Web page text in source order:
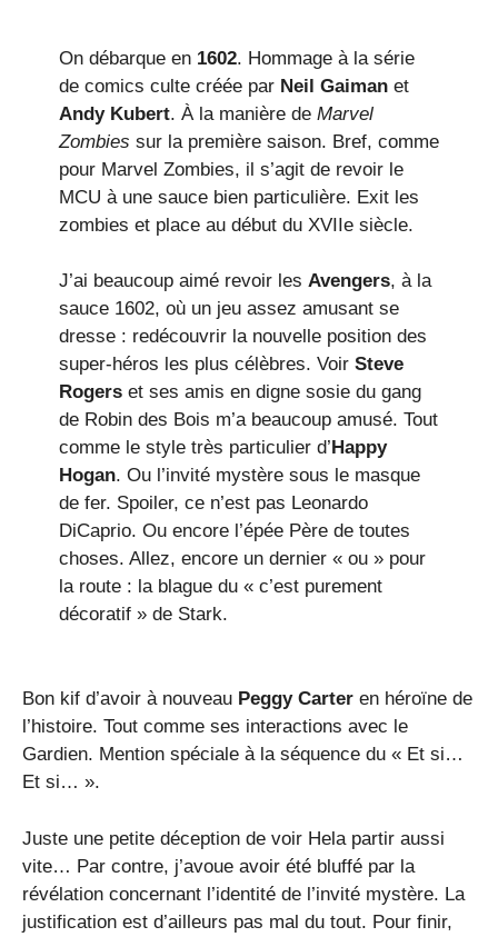
On débarque en 1602. Hommage à la série
de comics culte créée par Neil Gaimanet
Andy Kubert. À la manière de Marvel
Zombies sur la première saison. Bref, comme
pour Marvel Zombies, il s’agit de revoir le
MCU à une sauce bien particulière. Exit les
zombies et place au début du XVIIe siècle.
J’ai beaucoup aimé revoir les Avengers, à la
sauce 1602, où un jeu assez amusant se
dresse : redécouvrir la nouvelle position des
super-héros les plus célèbres. Voir Steve
Rogerset ses amis en digne sosie du gang
de Robin des Bois m’a beaucoup amusé. Tout
comme le style très particulier d’ Happy
Hogan. Ou l’invité mystère sous le masque
de fer. Spoiler, ce n’est pas Leonardo
DiCaprio. Ou encore l’épée Père de toutes
choses. Allez, encore un dernier « ou » pour
la route : la blague du « c’est purement
décoratif » de Stark.
Bon kif d’avoir à nouveau Peggy Carter en héroïne de
l’histoire. Tout comme ses interactions avec le
Gardien. Mention spéciale à la séquence du « Et si…
Et si… ».
Juste une petite déception de voir Hela partir aussi
vite… Par contre, j’avoue avoir été bluffé par la
révélation concernant l’identité de l’invité mystère. La
justification est d’ailleurs pas mal du tout. Pour finir,